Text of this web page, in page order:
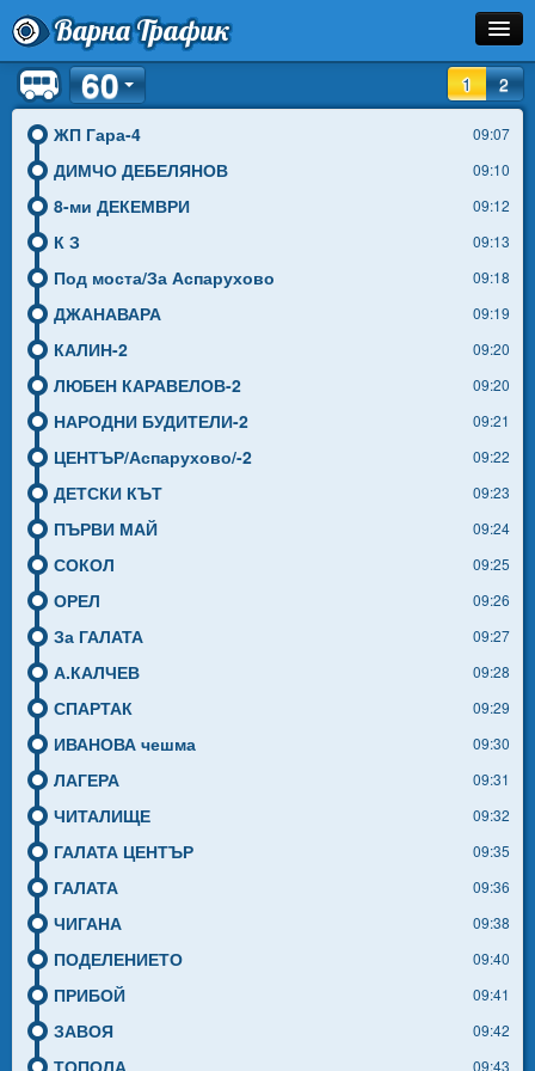
Варна Трафик
Спирка
Линия
Разписание
Инфо
1 2
60
ЖП Гара-4 09:07
ДИМЧО ДЕБЕЛЯНОВ 09:10
8-ми ДЕКЕМВРИ 09:12
К З 09:13
Под моста/За Аспарухово 09:18
ДЖАНАВАРА 09:19
КАЛИН-2 09:20
ЛЮБЕН КАРАВЕЛОВ-2 09:20
НАРОДНИ БУДИТЕЛИ-2 09:21
ЦЕНТЪР/Аспарухово/-2 09:22
ДЕТСКИ КЪТ 09:23
ПЪРВИ МАЙ 09:24
СОКОЛ 09:25
ОРЕЛ 09:26
За ГАЛАТА 09:27
А.КАЛЧЕВ 09:28
СПАРТАК 09:29
ИВАНОВА чешма 09:30
ЛАГЕРА 09:31
ЧИТАЛИЩЕ 09:32
ГАЛАТА ЦЕНТЪР 09:35
ГАЛАТА 09:36
ЧИГАНА 09:38
ПОДЕЛЕНИЕТО 09:40
ПРИБОЙ 09:41
ЗАВОЯ 09:42
ТОПОЛА 09:43